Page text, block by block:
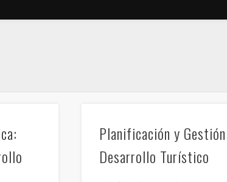
Planificación y
Desarrollo Turístico